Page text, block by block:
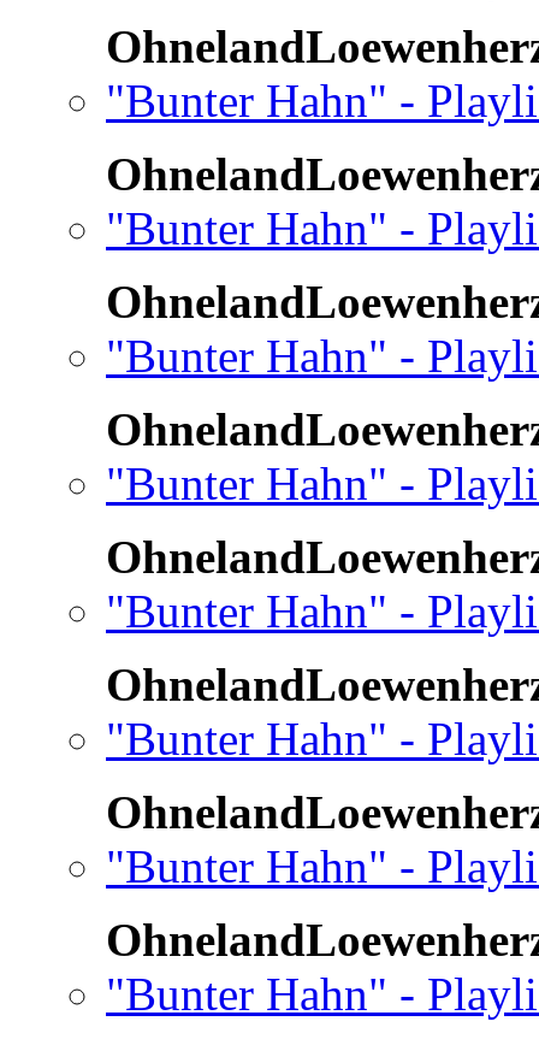
"Bunter Hahn" -
"Bunter Hahn" -
"Bunter Hahn" -
"Bunter Hahn" -
"Bunter Hahn" -
"Bunter Hahn" -
"Bunter Hahn" -
"Bunter Hahn" -